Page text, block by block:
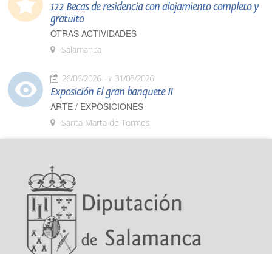
122 Becas de residencia con alojamiento completo y
gratuito
OTRAS ACTIVIDADES
Salamanca
26/06/2026 31/08/2026
Exposición El gran banquete II
ARTE / EXPOSICIONES
Santa Marta de Tormes